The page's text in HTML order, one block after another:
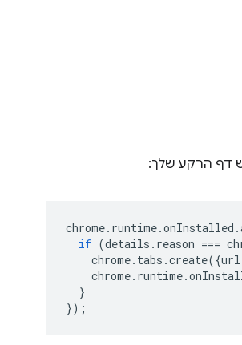
דף הרקע שלך:
chrome. runtime.onInstalled .
if (details . reason ===
chrome. tabs .create({url
chrome. runtime.
}
});